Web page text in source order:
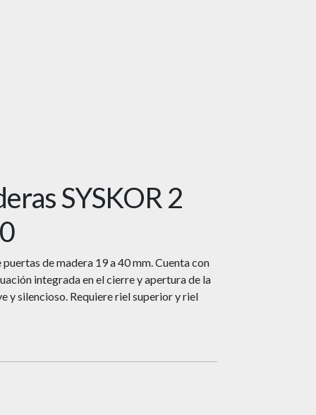
SYSKOR 2
de madera 19 a 40 mm. Cuenta con
integrada en el cierre y apertura de la
y silencioso. Requiere riel superior y riel